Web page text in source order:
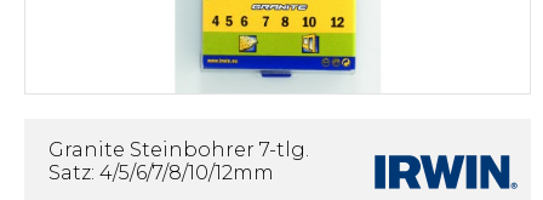
Granite Steinbohrer 7-tlg.
Satz: 4/5/6/7/8/10/12mm